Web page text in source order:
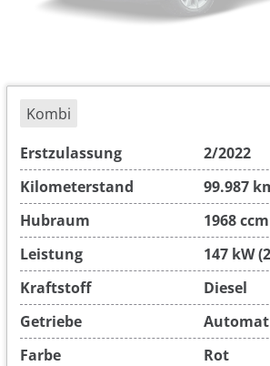
Kombi
Erstzulassung
2/2022
Kilometerstand
99.987
Hubraum
1968 ccm
Leistung
147 kW
Kraftstoff
Diesel
Getriebe
Farbe
Rot